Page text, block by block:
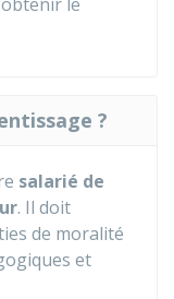
?
salarié de
. Il doit
de moralité
et